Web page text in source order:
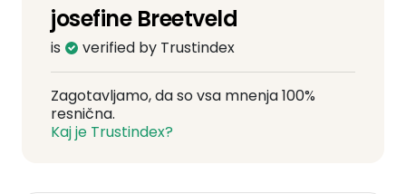
josefine Breetveld
is verified by Trustindex
Zagotavljamo, da so vsa mnenja 100%
resnična.
Kaj je Trustindex?